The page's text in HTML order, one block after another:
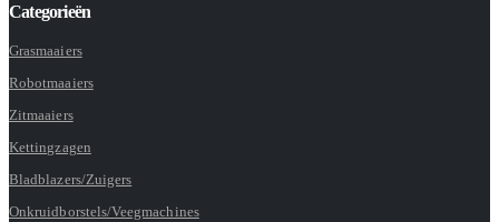
Categorieën
Grasmaaiers
Robotmaaiers
Zitmaaiers
Kettingzagen
Bladblazers/Zuigers
Onkruidborstels/Veegmachines